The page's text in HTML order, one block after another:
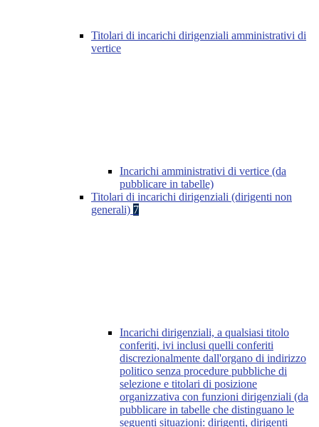
Titolari di incarichi dirigenziali amministrativi di
vertice
Incarichi amministrativi di vertice (da
pubblicare in tabelle)
Titolari di incarichi dirigenziali (dirigenti non
generali) 7
Incarichi dirigenziali, a qualsiasi titolo
conferiti, ivi inclusi quelli conferiti
discrezionalmente dall'organo di indirizzo
politico senza procedure pubbliche di
selezione e titolari di posizione
organizzativa con funzioni dirigenziali (da
pubblicare in tabelle che distinguano le
seguenti situazioni: dirigenti, dirigenti